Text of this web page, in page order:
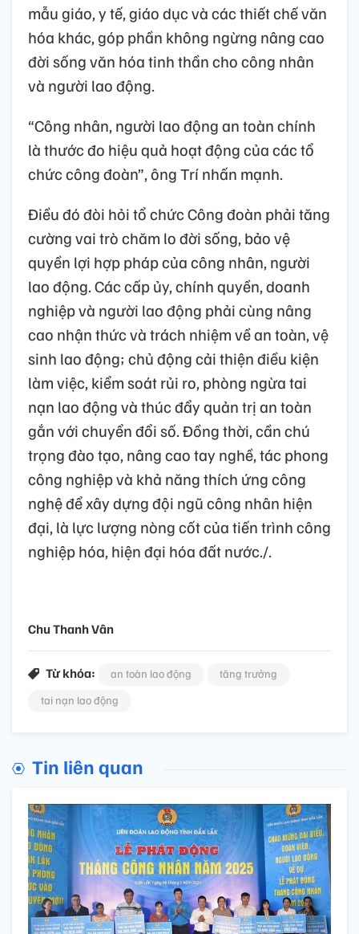
mẫu giáo, y tế, giáo dục và các thiết chế văn
hóa khác, góp phần không ngừng nâng cao
đời sống văn hóa tinh thần cho công nhân
và người lao động.
“Công nhân, người lao động an toàn chính
là thước đo hiệu quả hoạt động của các tổ
chức công đoàn”, ông Trí nhấn mạnh.
Điều đó đòi hỏi tổ chức Công đoàn phải tăng
cường vai trò chăm lo đời sống, bảo vệ
quyền lợi hợp pháp của công nhân, người
lao động. Các cấp ủy, chính quyền, doanh
nghiệp và người lao động phải cùng nâng
cao nhận thức và trách nhiệm về an toàn, vệ
sinh lao động; chủ động cải thiện điều kiện
làm việc, kiểm soát rủi ro, phòng ngừa tai
nạn lao động và thúc đẩy quản trị an toàn
gắn với chuyển đổi số. Đồng thời, cần chú
trọng đào tạo, nâng cao tay nghề, tác phong
công nghiệp và khả năng thích ứng công
nghệ để xây dựng đội ngũ công nhân hiện
đại, là lực lượng nòng cốt của tiến trình công
nghiệp hóa, hiện đại hóa đất nước./.
Chu Thanh Vân
Từ khóa: an toàn lao động
tăng trưởng
tai nạn lao động
Tin liên quan